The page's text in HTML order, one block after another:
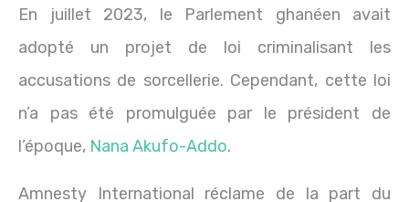
En juillet 2023, le Parlement ghanéen avait
adopté un projet de loi criminalisant les
accusations de sorcellerie. Cependant, cette loi
n’a pas été promulguée par le président de
l’époque, Nana Akufo-Addo.
Amnesty International réclame de la part du